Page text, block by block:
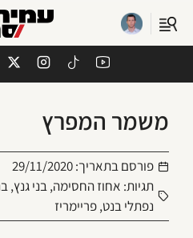
משמר המפרץ
פורסם בתאריך:29/11/2020
תגיות: אחוז החסימה,בני גנץ,
נפתלי בנט,פריימריז